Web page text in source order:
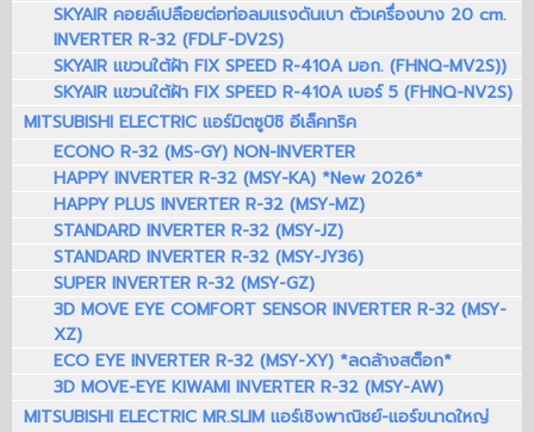
SKYAIR คอยล์เปลือยต่อท่อลมแรงดันเบา ตัวเครื่องบาง 20 cm.
INVERTER R-32 (FDLF-DV2S)
SKYAIR แขวนใต้ฝ้า FIX SPEED R-410A มอก. (FHNQ-MV2S))
SKYAIR แขวนใต้ฝ้า FIX SPEED R-410A เบอร์ 5 (FHNQ-NV2S)
MITSUBISHI ELECTRIC แอร์มิตซูบิชิ อีเล็คทริค
ECONO R-32 (MS-GY) NON-INVERTER
HAPPY INVERTER R-32 (MSY-KA) *New 2026*
HAPPY PLUS INVERTER R-32 (MSY-MZ)
STANDARD INVERTER R-32 (MSY-JZ)
STANDARD INVERTER R-32 (MSY-JY36)
SUPER INVERTER R-32 (MSY-GZ)
3D MOVE EYE COMFORT SENSOR INVERTER R-32 (MSY-
XZ)
ECO EYE INVERTER R-32 (MSY-XY) *ลดล้างสต็อก*
3D MOVE-EYE KIWAMI INVERTER R-32 (MSY-AW)
MITSUBISHI ELECTRIC MR.SLIM แอร์เชิงพาณิชย์-แอร์ขนาดใหญ่